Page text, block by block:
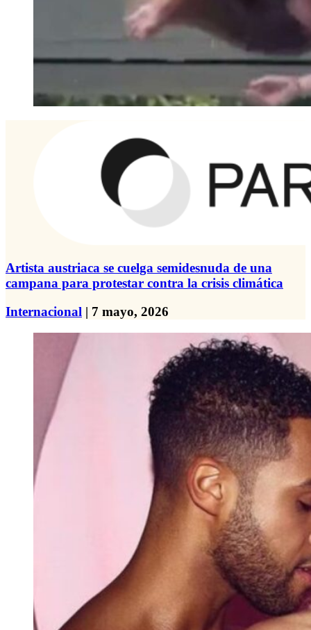
Artista austriaca se cuelga semidesnuda de una
campana para protestar contra la crisis climática
Internacional | 7 mayo, 2026